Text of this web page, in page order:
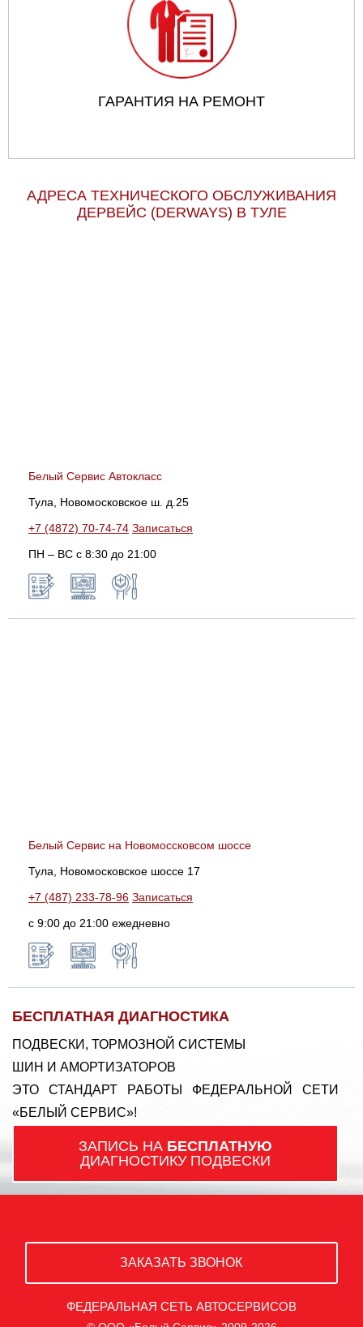
ГАРАНТИЯ НА РЕМОНТ
АДРЕСА ТЕХНИЧЕСКОГО ОБСЛУЖИВАНИЯ
ДЕРВЕЙС (DERWAYS) В ТУЛЕ
Белый Сервис Автокласс
Тула, Новомосковское ш. д.25
+7 (4872) 70-74-74 Записаться
ПН – ВС с 8:30 до 21:00
Белый Сервис на Новомоссковсом шоссе
Тула, Новомосковское шоссе 17
+7 (487) 233-78-96 Записаться
с 9:00 до 21:00 ежедневно
БЕСПЛАТНАЯ ДИАГНОСТИКА
ПОДВЕСКИ, ТОРМОЗНОЙ СИСТЕМЫ
ШИН И АМОРТИЗАТОРОВ
ЭТО СТАНДАРТ РАБОТЫ ФЕДЕРАЛЬНОЙ СЕТИ
«БЕЛЫЙ СЕРВИС»!
ЗАПИСЬ НА БЕСПЛАТНУЮ
ДИАГНОСТИКУ ПОДВЕСКИ
ЗАКАЗАТЬ ЗВОНОК
ФЕДЕРАЛЬНАЯ СЕТЬ АВТОСЕРВИСОВ